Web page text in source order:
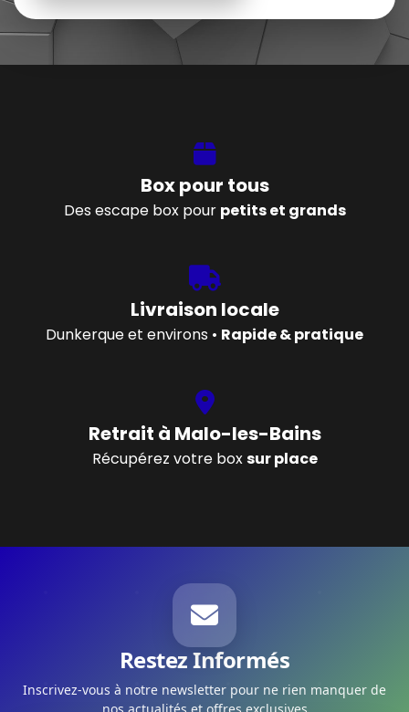
Box pour tous
Des escape box pour petits et grands
Livraison locale
Dunkerque et environs • Rapide & pratique
Retrait à Malo-les-Bains
Récupérez votre boxsur place
Restez Informés
Inscrivez-vous à notre newsletter pour ne rien manquer de